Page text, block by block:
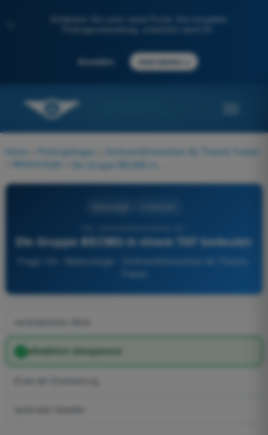
Entdecken Sie unser neues Portal: Ihre komplette
Prüfungsvorbereitung, unterstützt durch KI.
Anmelden Jetzt starten
Home Prüfungsfragen
Drohnenführerschein A2 Theorie-Trainer
Meteorologie
Die Gruppe BECMG in einem TAF bedeutet:
Frage 104 - Meteorologie - Drohnenführerschein A2 Theorie-
allmählich übergehend